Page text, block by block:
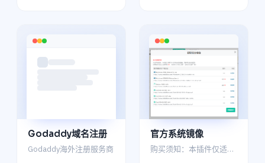
Godaddy域名注册
Godaddy海外注册服务商
官方系统镜像
购买须知：本插件仅适用于Proxmox VE和FastOSAPI 使用